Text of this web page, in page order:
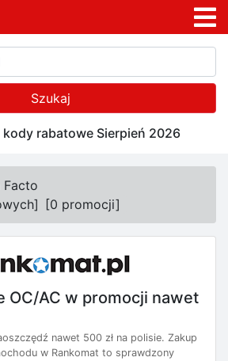
Szukaj
kody rabatowe Sierpień 2026
Facto
] [0 promocji]
OC/AC w promocji nawet
nawet 500 zł na polisie. Zakup
w Rankomat to sprawdzony